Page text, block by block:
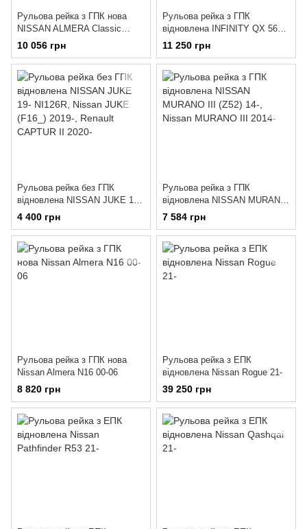
Рульова рейка з ГПК нова
NISSAN ALMERA Classic
(B10) 06-
10 056 грн
Рульова рейка з ГПК
відновлена INFINITY QX 56
04-NISSA PATHFINDER (R51)
05 NISSAN Armada 03- IN202R
11 250 грн
Рульова рейка без ГПК
відновлена NISSAN JUKE 19-
NI126R
4 400 грн
Рульова рейка з ГПК
відновлена NISSAN MURANO
III (Z52) 14-
7 584 грн
Рульова рейка з ГПК нова
Nissan Almera N16 00-06
8 820 грн
Рульова рейка з ЕПК
відновлена Nissan Rogue 21-
39 250 грн